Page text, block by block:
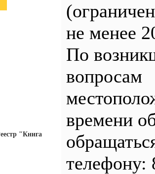
"Книга
не менее
По
вопросам
времени
телефону: